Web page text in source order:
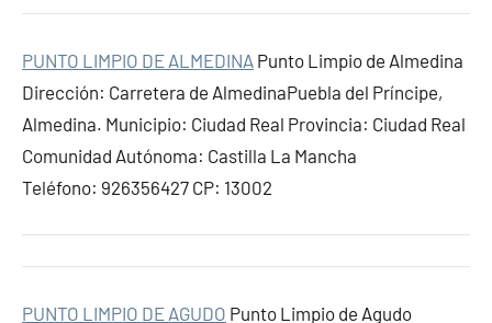
PUNTO LIMPIO DE ALMEDINA Punto Limpio de Almedina
Dirección: Carretera de AlmedinaPuebla del Príncipe,
Almedina. Municipio: Ciudad Real Provincia: Ciudad Real
Comunidad Autónoma: Castilla La Mancha
Teléfono: 926356427 CP: 13002
PUNTO LIMPIO DE AGUDO Punto Limpio de Agudo